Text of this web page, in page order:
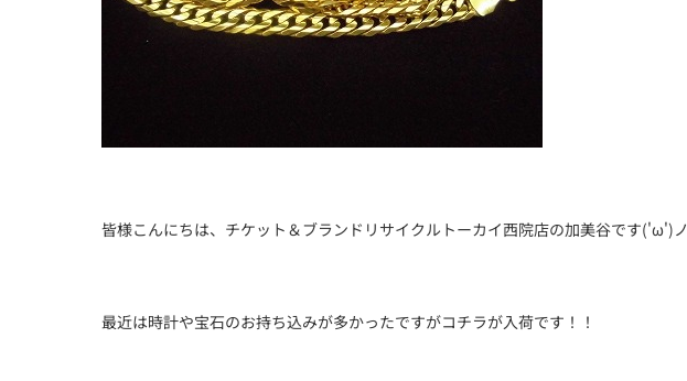
皆様こんにちは、チケット＆ブランドリサイクルトーカイ西院店の加美谷です('ω')ノ
最近は時計や宝石のお持ち込みが多かったですがコチラが入荷です！！